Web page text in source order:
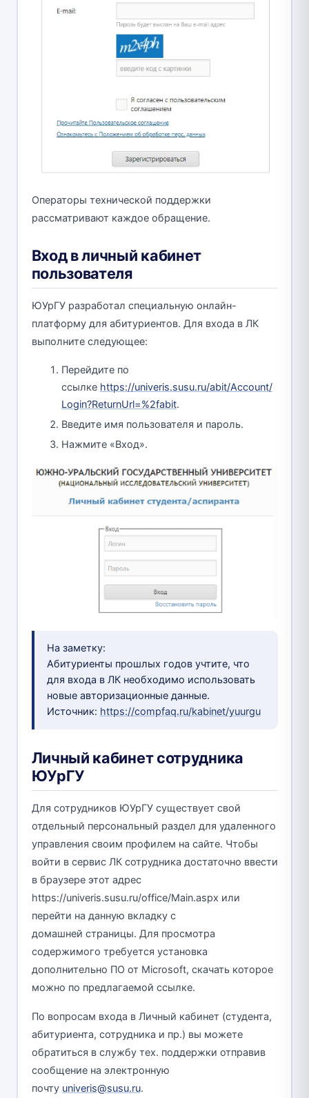
Операторы технической поддержки
рассматривают каждое обращение.
Вход в личный кабинет
пользователя
ЮУрГУ разработал специальную онлайн-
платформу для абитуриентов. Для входа в ЛК
выполните следующее:
Перейдите по
ссылке https://univeris.susu.ru/abit/Account/
Login?ReturnUrl=%2fabit.
Введите имя пользователя и пароль.
Нажмите «Вход».
На заметку:
Абитуриенты прошлых годов учтите, что
для входа в ЛК необходимо использовать
новые авторизационные данные.
Источник: https://compfaq.ru/kabinet/yuurgu
Личный кабинет сотрудника
ЮУрГУ
Для сотрудников ЮУрГУ существует свой
отдельный персональный раздел для удаленного
управления своим профилем на сайте. Чтобы
войти в сервис ЛК сотрудника достаточно ввести
в браузере этот адрес
https://univeris.susu.ru/office/Main.aspx или
перейти на данную вкладку с
домашней страницы. Для просмотра
содержимого требуется установка
дополнительно ПО от Microsoft, скачать которое
можно по предлагаемой ссылке.
По вопросам входа в Личный кабинет (студента,
абитуриента, сотрудника и пр.) вы можете
обратиться в службу тех. поддержки отправив
сообщение на электронную
почту univeris@susu.ru.